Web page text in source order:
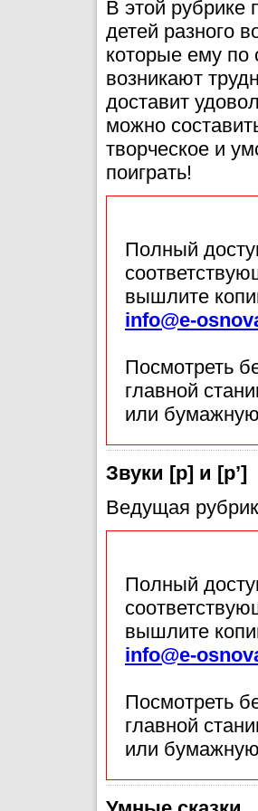
В этой рубрике
детей разного
которые ему по
возникают
доставит
можно
творческое и
поиграть!
Полный
вышлите
info@e-
Посмотреть
главной
или
Звуки [р] и [р’]
Ведущая
Полный
вышлите
info@e-
Посмотреть
главной
или